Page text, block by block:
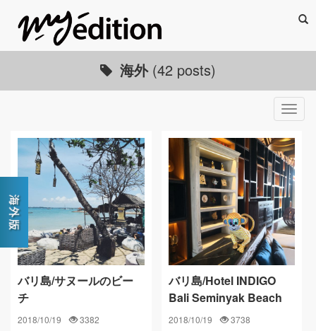
海外 (42 posts)
バリ島/サヌールのビー
チ
2018/10/19 3382
バリ島/Hotel INDIGO
Bali Seminyak Beach
2018/10/19 3738